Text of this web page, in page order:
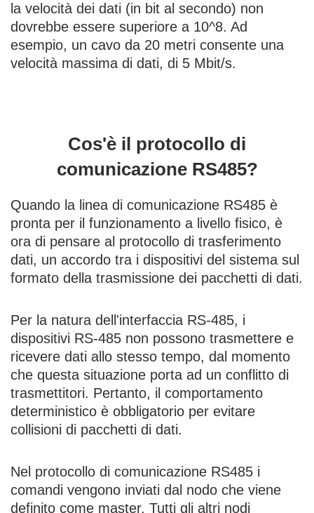
la velocità dei dati (in bit al secondo) non
dovrebbe essere superiore a 10^8. Ad
esempio, un cavo da 20 metri consente una
velocità massima di dati, di 5 Mbit/s.
Cos'è il protocollo di
comunicazione RS485?
Quando la linea di comunicazione RS485 è
pronta per il funzionamento a livello fisico, è
ora di pensare al protocollo di trasferimento
dati, un accordo tra i dispositivi del sistema sul
formato della trasmissione dei pacchetti di dati.
Per la natura dell'interfaccia RS-485, i
dispositivi RS-485 non possono trasmettere e
ricevere dati allo stesso tempo, dal momento
che questa situazione porta ad un conflitto di
trasmettitori. Pertanto, il comportamento
deterministico è obbligatorio per evitare
collisioni di pacchetti di dati.
Nel protocollo di comunicazione RS485 i
comandi vengono inviati dal nodo che viene
definito come master. Tutti gli altri nodi